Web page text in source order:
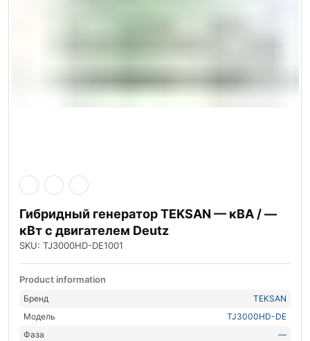
Гибридный генератор TEKSAN — кВА / —
кВт с двигателем Deutz
SKU: TJ3000HD-DE1001
Product information
Бренд
TEKSAN
Модель
TJ3000HD-DE
Фаза
—